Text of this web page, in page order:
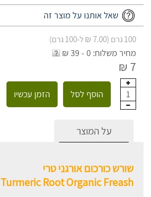
שאל אותנו על מוצר זה
100 גרם (7.00 ₪ ל-100 גרם)
מחיר משלוח: 0 - 39 ₪
7 ₪
1 הוסף לסל הזמן עכשיו
על המוצר
שורש כורכום אורגני טרי
Turmeric Root Organic Freash